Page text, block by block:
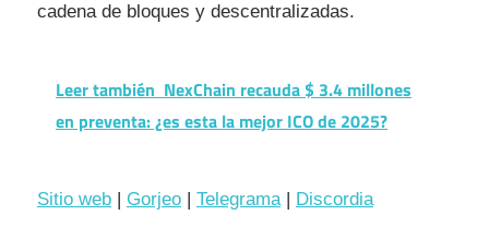
cadena de bloques y descentralizadas.
Leer también NexChain recauda $ 3.4 millones
en preventa: ¿es esta la mejor ICO de 2025?
Sitio web Gorjeo Telegrama| Discordia